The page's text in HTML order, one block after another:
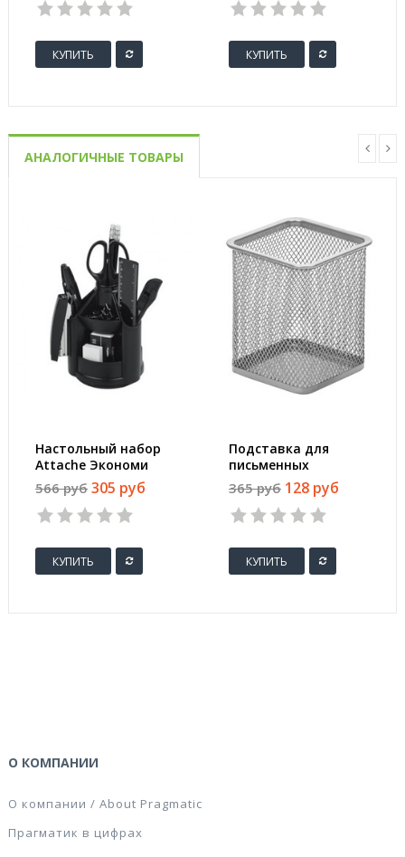
КУПИТЬ КУПИТЬ
АНАЛОГИЧНЫЕ ТОВАРЫ
Настольный набор
Attache Экономи
черный 14
предметов
вращающийся
566 руб 305 руб
КУПИТЬ
Подставка для
письменных
принадлежностей
Attache
(квадратная,
металлическая
сетка, серебро)
365 руб 128 руб
КУПИТЬ
О КОМПАНИИ
О компании / About Pragmatic
Прагматик в цифрах